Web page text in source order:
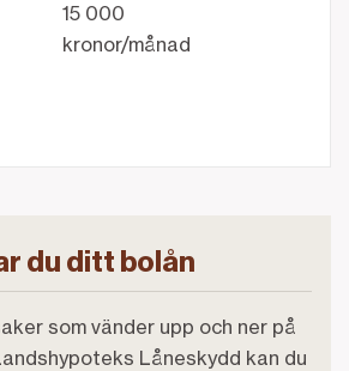
15 000
kronor/månad
du ditt bolån
som vänder upp och ner på
Låneskydd kan du